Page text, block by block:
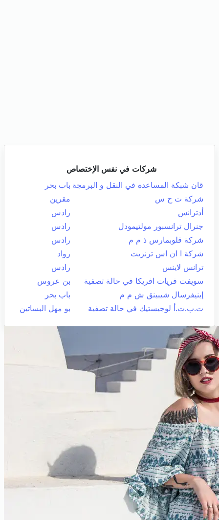
شركات في نفس الإختصاص
قان شبكة المساعدة في النقل و البرمجة باب بحر
شركة ت ح س
مقرين
أدترانس
رادس
جنرال ترانسبور مولتيمودل
رادس
شركة قلوبمارس ذ م م
رادس
شركة ا ان اس ترنزيت
رواد
ترانس لاينس
رادس
سويفت فريات افريكا في حالة تصفية
بن عروس
إينيفرسال شيبينق ش م م
باب بحر
ت.ب.ت.أ لوجيستيك في حالة تصفية
بو مهل البساتين